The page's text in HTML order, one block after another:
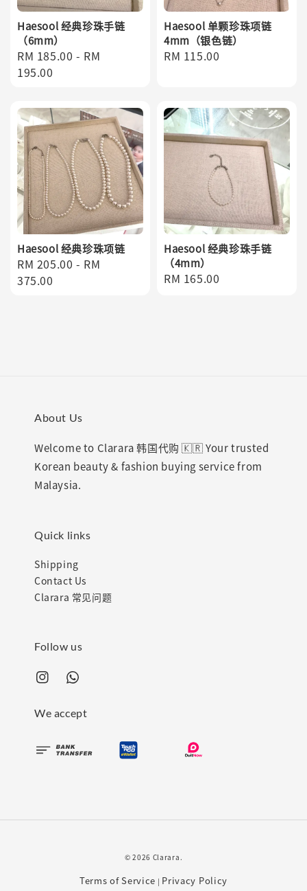
Haesool 经典珍珠手链
（6mm）
Regular
price
RM 185.00 - RM
195.00
Haesool 单颗珍珠项链
4mm（银色链）
Regular
RM 115.00
Haesool 经典珍珠项链
Regular
price
RM 205.00 - RM
375.00
Haesool 经典珍珠手链
（4mm）
Regular
RM 165.00
About Us
Welcome to Clarara 韩国代购 🇰🇷 Your trusted
Korean beauty & fashion buying service from
Malaysia.
Quick links
Shipping
Contact Us
Clarara 常见问题
Follow us
We accept
© 2026 Clarara.
Terms of Service | Privacy Policy